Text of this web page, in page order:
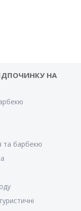
НА
та барбекю